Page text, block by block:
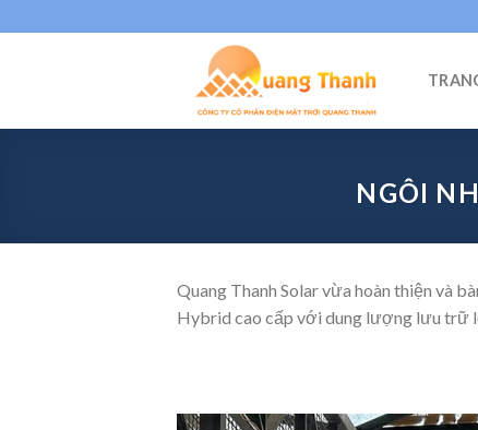
to
NGÔI
Quang Thanh Solar vừa hoàn thiện và
Hybrid cao cấp với dung lượng lưu trữ